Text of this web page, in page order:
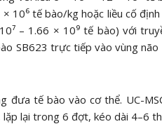
10⁶ tế bào/kg hoặc liều cố định
– 1.66 × 10⁹ tế bào) với
SB623 trực tiếp vào vùng não
tế bào vào cơ thể. UC-
lại trong 6 đợt, kéo dài 4–6